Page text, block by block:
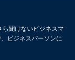
ら聞けないビジネスマ
ビジネスパーソンに